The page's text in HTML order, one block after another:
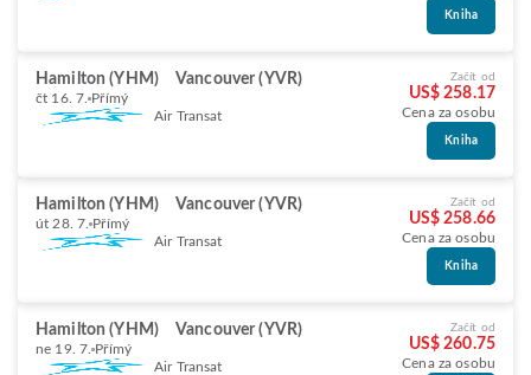
Kniha
Hamilton (YHM) Vancouver (YVR)
čt 16. 7. Přímý
Air Transat
Začít od
US$ 258.17
Cena za osobu
Kniha
Hamilton (YHM) Vancouver (YVR)
út 28. 7. Přímý
Air Transat
Začít od
US$ 258.66
Cena za osobu
Kniha
Hamilton (YHM) Vancouver (YVR)
ne 19. 7. Přímý
Air Transat
Začít od
US$ 260.75
Cena za osobu